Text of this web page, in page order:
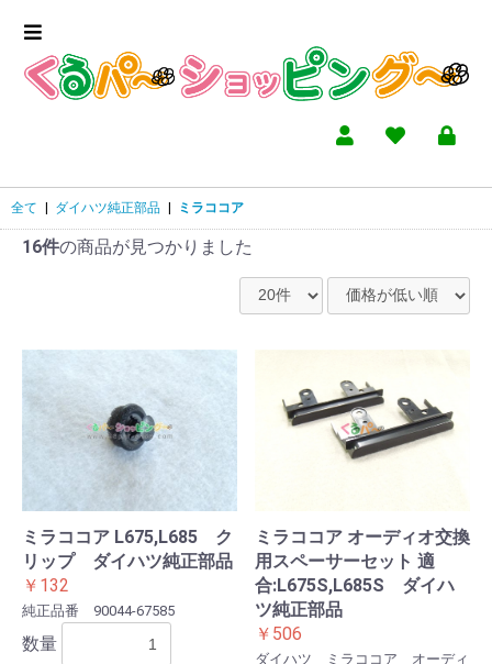
全て ダイハツ純正部品 ミラココア
16件の商品が見つかりました
ミラココア L675,L685 ク
リップ ダイハツ純正部品
￥132
純正品番 90044-67585
数量
ミラココア オーディオ交換
用スペーサーセット 適
合:L675S,L685S ダイハ
ツ純正部品
￥506
ダイハツ ミラココア オーディ